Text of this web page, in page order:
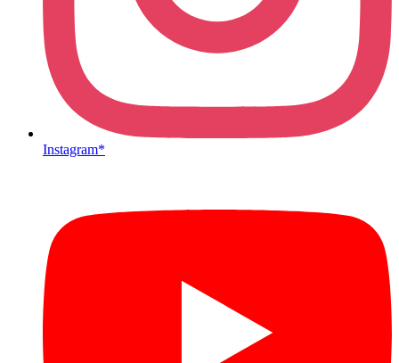
Instagram*